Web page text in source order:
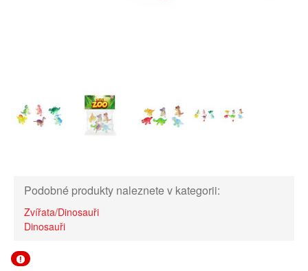
Podobné produkty naleznete v kategorii:
Zvířata/Dinosauři
Dinosauři